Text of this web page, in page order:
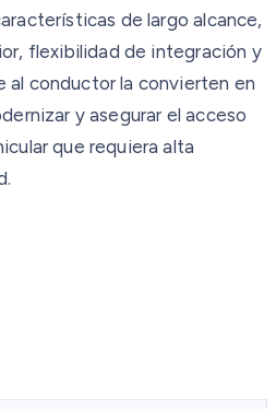
de largo alcance,
flexibilidad de integración y
al conductor la convierten en
y asegurar el acceso
que requiera alta